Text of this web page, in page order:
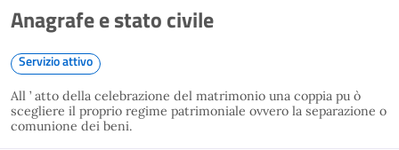
Anagrafe e stato civile
Servizio attivo
All ’ atto della celebrazione del matrimonio una coppia pu ò
scegliere il proprio regime patrimoniale ovvero la separazione o
comunione dei beni.